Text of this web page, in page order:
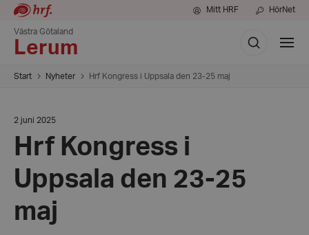
Mitt HRF HörNet
Västra Götaland
Lerum
Sök
Visa
meny
Start Nyheter Hrf Kongress i Uppsala den 23-25 maj
Datum:
2 juni 2025
Hrf Kongress i
Uppsala den 23-25
maj